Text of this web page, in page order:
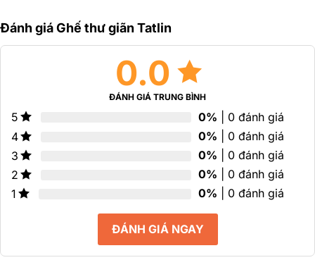
Đánh giá Ghế thư giãn Tatlin
0.0
ĐÁNH GIÁ TRUNG BÌNH
5 0% | 0 đánh giá
4
0% | 0 đánh giá
3
0% | 0 đánh giá
2
0% | 0 đánh giá
1
0% | 0 đánh giá
ĐÁNH GIÁ NGAY